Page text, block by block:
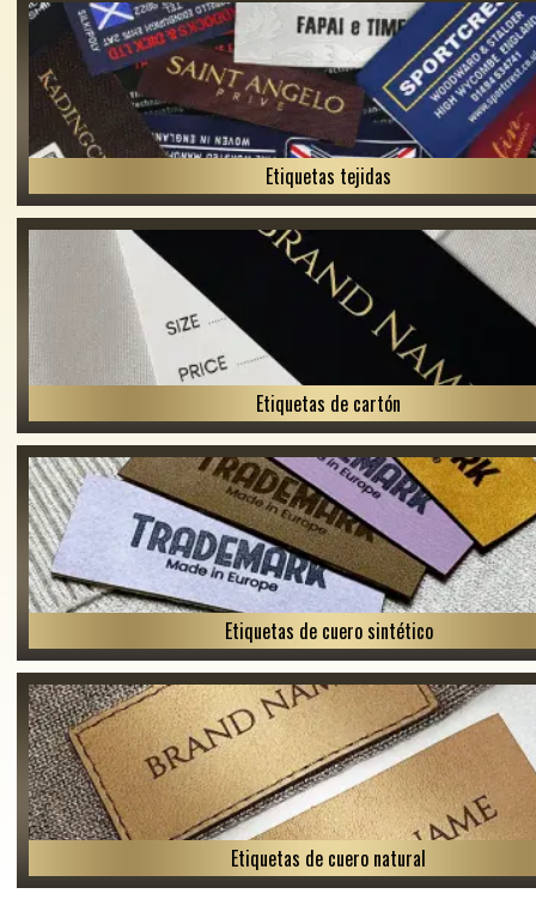
Etiquetas tejidas
Etiquetas de cartón
Etiquetas de cuero sintético
Etiquetas de cuero natural